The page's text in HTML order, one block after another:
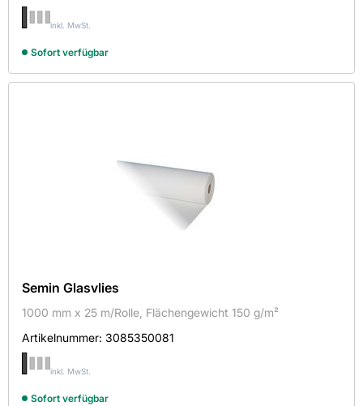
Breite in mm
Tape
F 30
Material
Metall
Oberfläche
inkl. MwSt.
Sofort verfügbar
Semin Glasvlies
1000 mm x 25 m/Rolle, Flächengewicht 150 g/m²
Artikelnummer: 3085350081
inkl. MwSt.
Sofort verfügbar